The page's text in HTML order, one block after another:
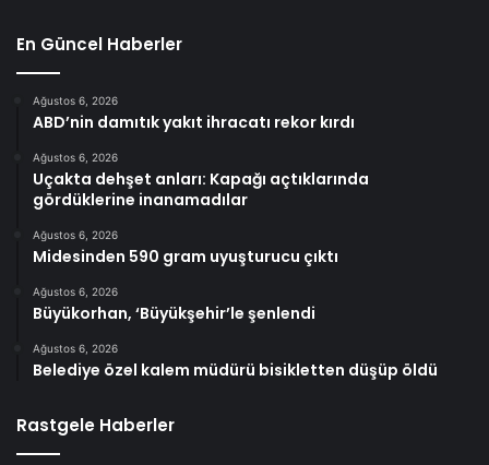
En Güncel Haberler
Ağustos 6, 2026
ABD’nin damıtık yakıt ihracatı rekor kırdı
Ağustos 6, 2026
Uçakta dehşet anları: Kapağı açtıklarında
gördüklerine inanamadılar
Ağustos 6, 2026
Midesinden 590 gram uyuşturucu çıktı
Ağustos 6, 2026
Büyükorhan, ‘Büyükşehir’le şenlendi
Ağustos 6, 2026
Belediye özel kalem müdürü bisikletten düşüp öldü
Rastgele Haberler